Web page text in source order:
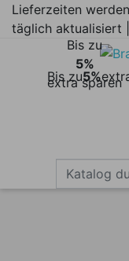
Lieferzeiten werden
täglich aktualisiert |
Bis zu5%
Bis zu
5%
extra sparen